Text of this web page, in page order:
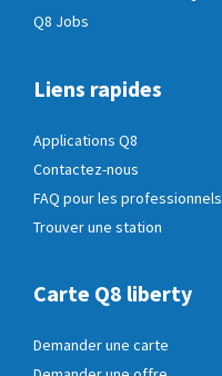
Q8 Jobs
Liens rapides
Applications Q8
Contactez-nous
FAQ pour les professionnels
Trouver une station
Carte Q8 liberty
Demander une carte